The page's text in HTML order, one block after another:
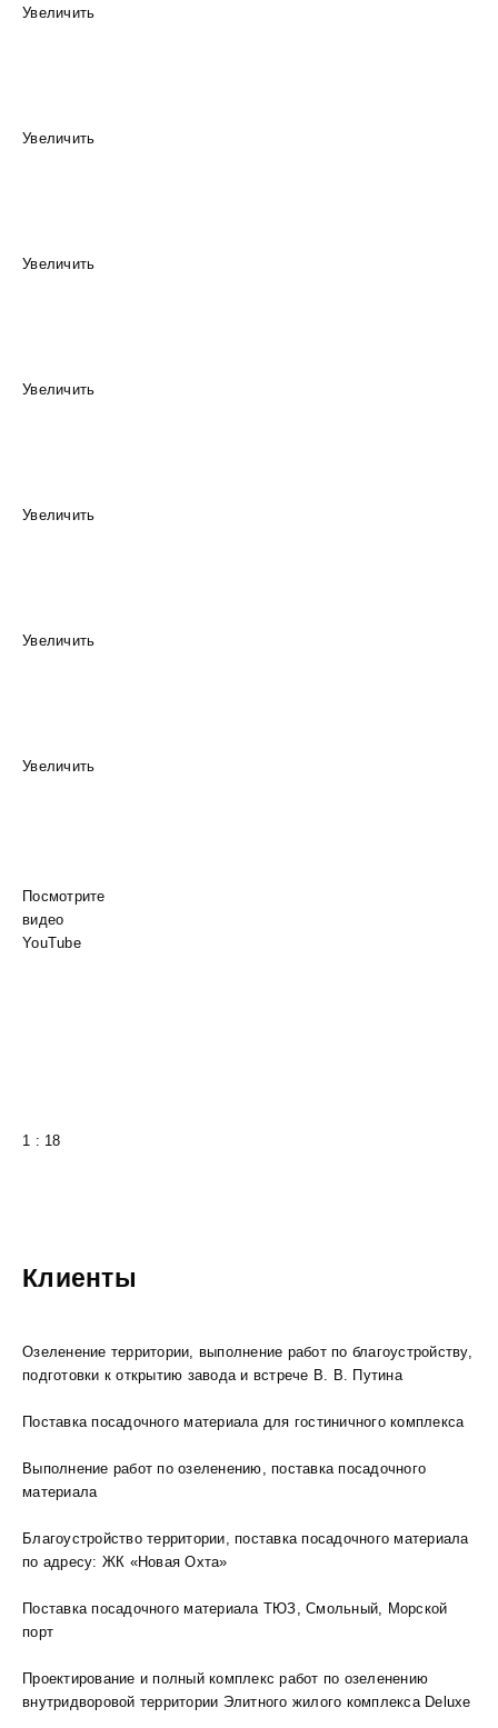
Увеличить
Увеличить
Увеличить
Увеличить
Увеличить
Увеличить
Увеличить
Посмотрите
видео
YouTube
1 : 18
Клиенты
Озеленение территории, выполнение работ по благоустройству,
подготовки к открытию завода и встрече В. В. Путина
Поставка посадочного материала для гостиничного комплекса
Выполнение работ по озеленению, поставка посадочного
материала
Благоустройство территории, поставка посадочного материала
по адресу: ЖК «Новая Охта»
Поставка посадочного материала ТЮЗ, Смольный, Морской
порт
Проектирование и полный комплекс работ по озеленению
внутридворовой территории Элитного жилого комплекса Deluxe